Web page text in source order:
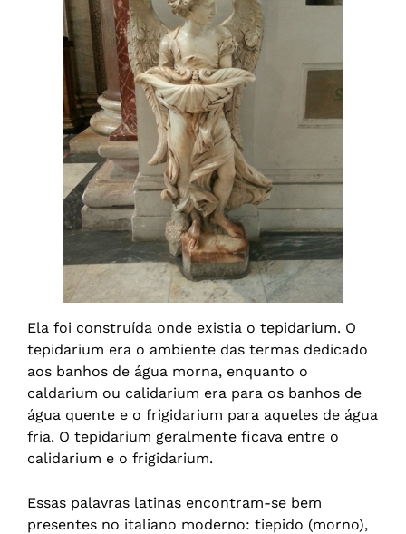
Ela foi construída onde existia o tepidarium. O
tepidarium era o ambiente das termas dedicado
aos banhos de água morna, enquanto o
caldarium ou calidarium era para os banhos de
água quente e o frigidarium para aqueles de água
fria. O tepidarium geralmente ficava entre o
calidarium e o frigidarium.
Essas palavras latinas encontram-se bem
presentes no italiano moderno: tiepido (morno),